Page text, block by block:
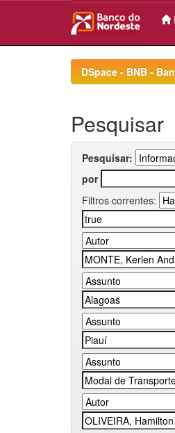
DSpace - BNB -
Pesquisar
Pesquisar:
por
Filtros correntes: